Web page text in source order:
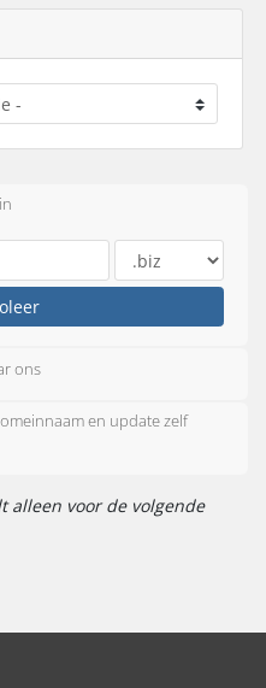
ons
en update zelf
alleen voor de volgende